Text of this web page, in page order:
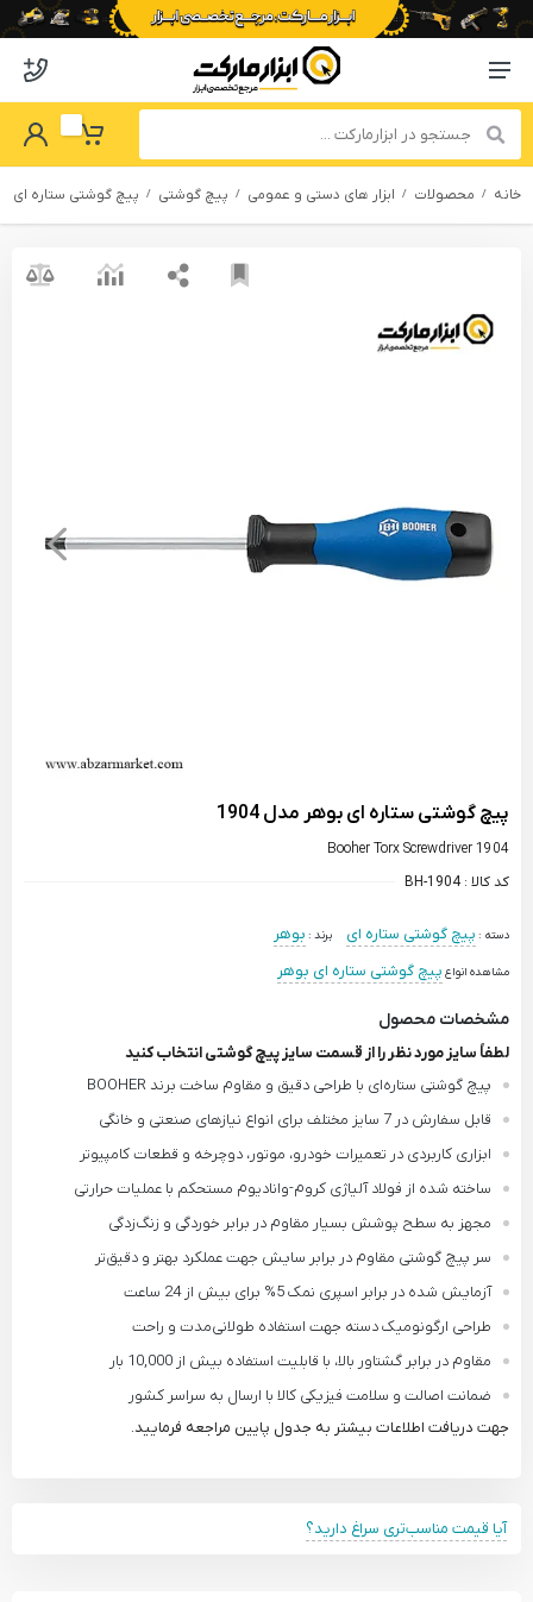
Menu Navigation
My Basket
Password
خانه محصولات ابزار های دستی و عمومی پیچ گوشتی پیچ گوشتی ستاره‌ ای
پیچ گوشتی ستاره ای بوهر مدل 1904
Booher Torx Screwdriver 1904
کد کالا :BH-1904
دسته : پیچ گوشتی ستاره‌ ای برند : بوهر
مشاهده انواع پیچ گوشتی ستاره‌ ای بوهر
مشخصات محصول
لطفاً سایز مورد نظر را از قسمت سایز پیچ گوشتی انتخاب کنید
پیچ گوشتی ستاره‌ای با طراحی دقیق و مقاوم ساخت برند BOOHER
قابل سفارش در 7 سایز مختلف برای انواع نیازهای صنعتی و خانگی
ابزاری کاربردی در تعمیرات خودرو، موتور، دوچرخه و قطعات کامپیوتر
ساخته شده از فولاد آلیاژی کروم-وانادیوم مستحکم با عملیات حرارتی
مجهز به سطح پوشش بسیار مقاوم در برابر خوردگی و زنگ‌زدگی
سر پیچ گوشتی مقاوم در برابر سایش جهت عملکرد بهتر و دقیق‌تر
آزمایش شده در برابر اسپری نمک 5% برای بیش از 24 ساعت
طراحی ارگونومیک دسته جهت استفاده طولانی‌مدت و راحت
مقاوم در برابر گشتاور بالا، با قابلیت استفاده بیش از 10,000 بار
ضمانت اصالت و سلامت فیزیکی کالا با ارسال به سراسر کشور
جهت دریافت اطلاعات بیشتر به جدول پایین مراجعه فرمایید.
آیا قیمت مناسب‌تری سراغ دارید؟